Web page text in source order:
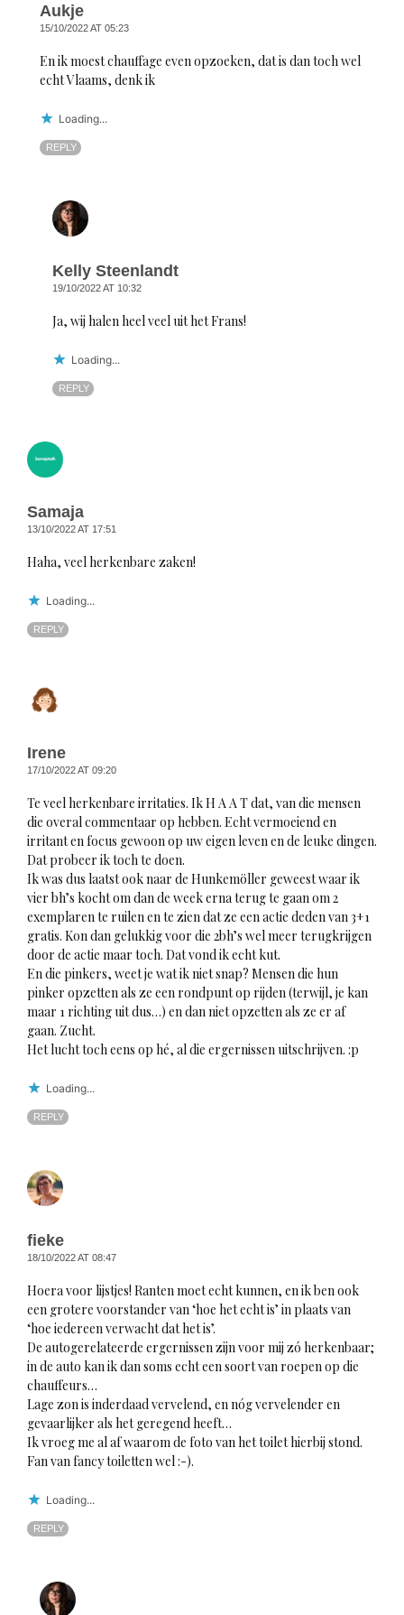
Aukje
15/10/2022 AT 05:23
En ik moest chauffage even opzoeken, dat is dan toch wel
echt Vlaams, denk ik
Loading...
REPLY
Kelly Steenlandt
19/10/2022 AT 10:32
Ja, wij halen heel veel uit het Frans!
Loading...
REPLY
Samaja
13/10/2022 AT 17:51
Haha, veel herkenbare zaken!
Loading...
REPLY
Irene
17/10/2022 AT 09:20
Te veel herkenbare irritaties. Ik H A A T dat, van die mensen
die overal commentaar op hebben. Echt vermoeiend en
irritant en focus gewoon op uw eigen leven en de leuke dingen.
Dat probeer ik toch te doen.
Ik was dus laatst ook naar de Hunkemöller geweest waar ik
vier bh’s kocht om dan de week erna terug te gaan om 2
exemplaren te ruilen en te zien dat ze een actie deden van 3+1
gratis. Kon dan gelukkig voor die 2bh’s wel meer terugkrijgen
door de actie maar toch. Dat vond ik echt kut.
En die pinkers, weet je wat ik niet snap? Mensen die hun
pinker opzetten als ze een rondpunt op rijden (terwijl, je kan
maar 1 richting uit dus…) en dan niet opzetten als ze er af
gaan. Zucht.
Het lucht toch eens op hé, al die ergernissen uitschrijven. :p
Loading...
REPLY
fieke
18/10/2022 AT 08:47
Hoera voor lijstjes! Ranten moet echt kunnen, en ik ben ook
een grotere voorstander van ‘hoe het echt is’ in plaats van
‘hoe iedereen verwacht dat het is’.
De autogerelateerde ergernissen zijn voor mij zó herkenbaar;
in de auto kan ik dan soms echt een soort van roepen op die
chauffeurs…
Lage zon is inderdaad vervelend, en nóg vervelender en
gevaarlijker als het geregend heeft…
Ik vroeg me al af waarom de foto van het toilet hierbij stond.
Fan van fancy toiletten wel :-).
Loading...
REPLY